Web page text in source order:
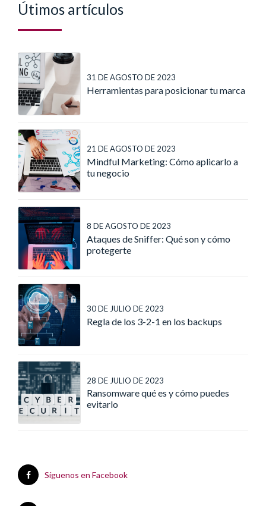
Útimos artículos
31 DE AGOSTO DE 2023
Herramientas para posicionar tu marca
21 DE AGOSTO DE 2023
Mindful Marketing: Cómo aplicarlo a
tu negocio
8 DE AGOSTO DE 2023
Ataques de Sniffer: Qué son y cómo
protegerte
30 DE JULIO DE 2023
Regla de los 3-2-1 en los backups
28 DE JULIO DE 2023
Ransomware qué es y cómo puedes
evitarlo
Síguenos en Facebook